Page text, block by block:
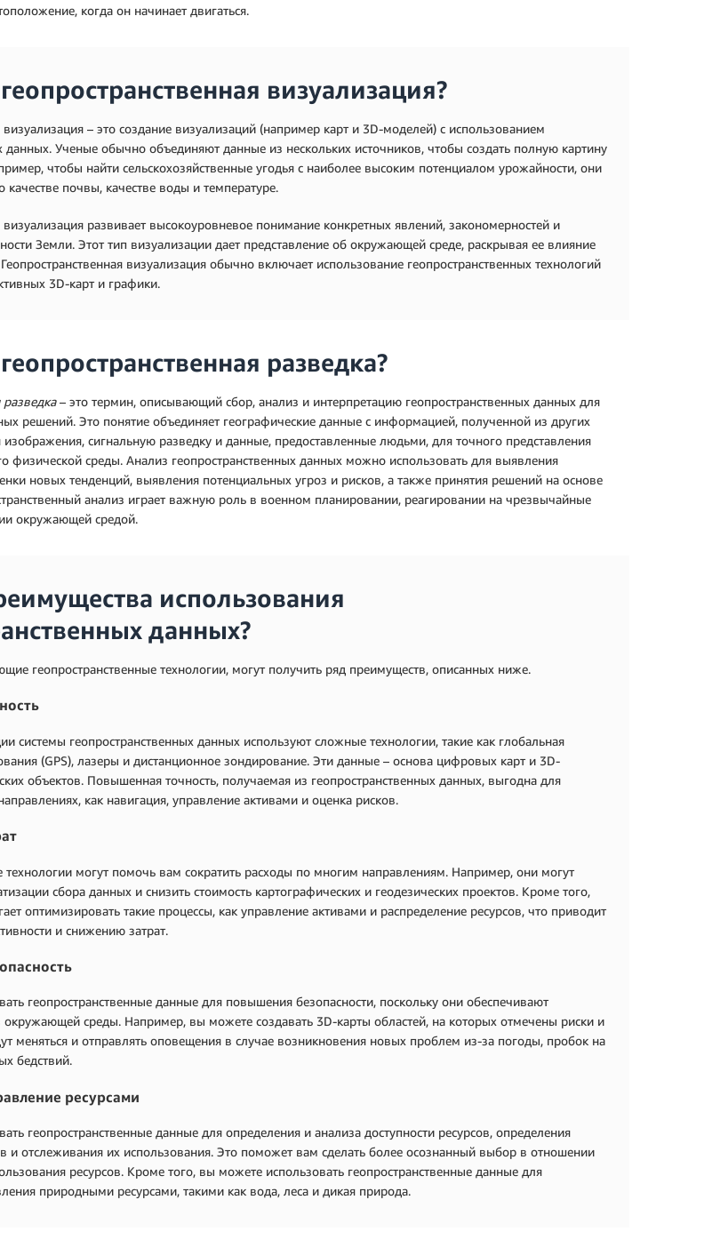
когда он начинает двигаться.
визуализация?
визуализация – это создание визуализаций (например карт и 3D-моделей) с использованием
данных. Ученые обычно объединяют данные из нескольких источников, чтобы создать полную картину
чтобы найти сельскохозяйственные угодья с наиболее высоким потенциалом урожайности, они
почвы, качестве воды и температуре.
визуализация развивает высокоуровневое понимание конкретных явлений, закономерностей и
Земли. Этот тип визуализации дает представление об окружающей среде, раскрывая ее влияние
визуализация обычно включает использование геопространственных технологий
3D-карт и графики.
разведка?
разведка– это термин, описывающий сбор, анализ и интерпретацию геопространственных данных для
решений. Это понятие объединяет географические данные с информацией, полученной из других
сигнальную разведку и данные, предоставленные людьми, для точного представления
физической среды. Анализ геопространственных данных можно использовать для выявления
новых тенденций, выявления потенциальных угроз и рисков, а также принятия решений на основе
анализ играет важную роль в военном планировании, реагировании на чрезвычайные
окружающей средой.
использования
данных?
геопространственные технологии, могут получить ряд преимуществ, описанных ниже.
системы геопространственных данных используют сложные технологии, такие как глобальная
(GPS), лазеры и дистанционное зондирование. Эти данные – основа цифровых карт и 3D-
объектов. Повышенная точность, получаемая из геопространственных данных, выгодна для
как навигация, управление активами и оценка рисков.
технологии могут помочь вам сократить расходы по многим направлениям. Например, они могут
сбора данных и снизить стоимость картографических и геодезических проектов. Кроме того,
оптимизировать такие процессы, как управление активами и распределение ресурсов, что приводит
и снижению затрат.
геопространственные данные для повышения безопасности, поскольку они обеспечивают
окружающей среды. Например, вы можете создавать 3D-карты областей, на которых отмечены риски и
меняться и отправлять оповещения в случае возникновения новых проблем из-за погоды, пробок на
бедствий.
ресурсами
геопространственные данные для определения и анализа доступности ресурсов, определения
и отслеживания их использования. Это поможет вам сделать более осознанный выбор в отношении
ресурсов. Кроме того, вы можете использовать геопространственные данные для
природными ресурсами, такими как вода, леса и дикая природа.